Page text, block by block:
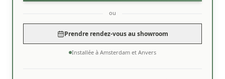
ou
Prendre rendez-vous au showroom
Installée à Amsterdam et Anvers